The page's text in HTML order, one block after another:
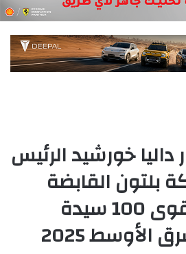
خورشيد الرئيس
بلتون القابضة
ضمن قائمة أقوى 100 سيدة
2025